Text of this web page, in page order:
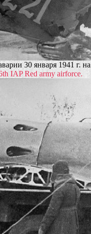
30 января 1941 г.
IAP Red army airforce.